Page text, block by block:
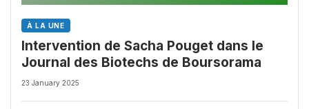
À LA UNE
Intervention de Sacha Pouget dans le
Journal des Biotechs de Boursorama
23 January 2025